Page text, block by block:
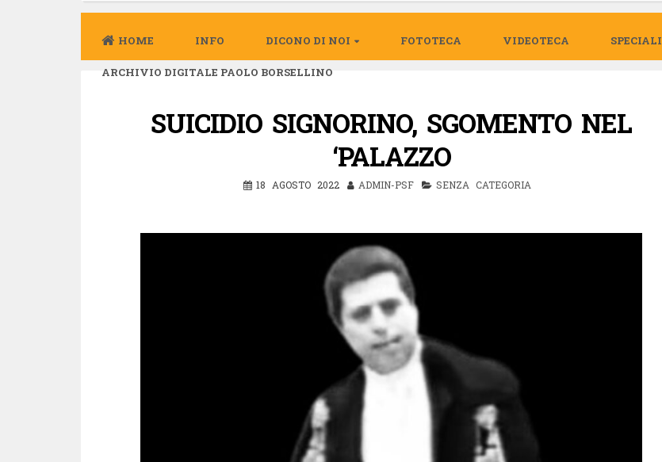
HOME INFO DICONO DI NOI FOTOTECA VIDEOTECA SPECIALI
ARCHIVIO DIGITALE PAOLO BORSELLINO
SUICIDIO SIGNORINO, SGOMENTO NEL
‘PALAZZO
18 AGOSTO 2022 ADMIN-PSF SENZA CATEGORIA